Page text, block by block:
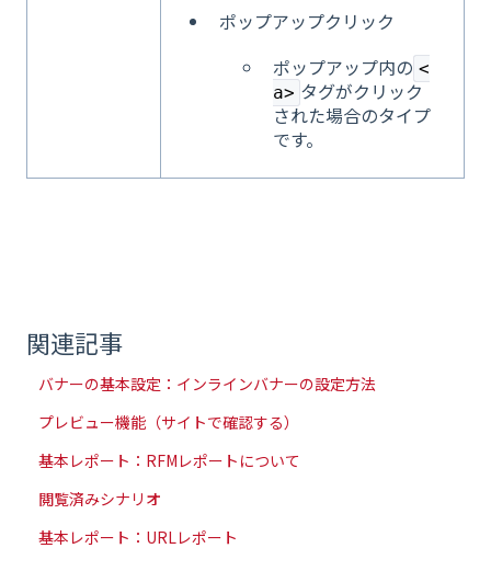
ポップアップクリック
ポップアップ内の <
a> タグがクリック
された場合のタイプ
です。
関連記事
バナーの基本設定：インラインバナーの設定方法
プレビュー機能（サイトで確認する）
基本レポート：RFMレポートについて
閲覧済みシナリオ
基本レポート：URLレポート